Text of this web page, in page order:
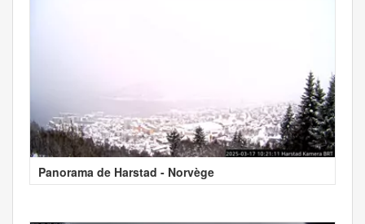
Panorama de Harstad - Norvège